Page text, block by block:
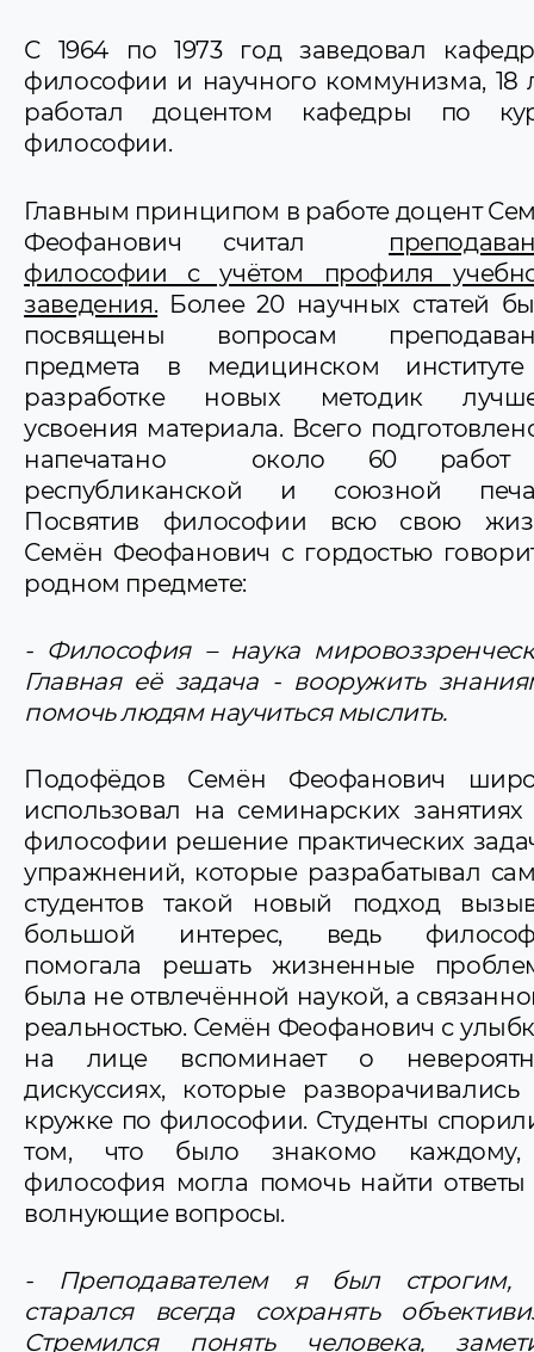
С 1964 по 1973 год заведовал
философии и научного коммунизма, 18
работал доцентом кафедры по
философии.
Главным принципом в работе доцент
Феофанович считал
философии с учётом профиля
заведения.Более 20 научных статей
посвящены вопросам
предмета в медицинском
разработке новых методик
усвоения материала. Всего
напечатано около 60
республиканской и союзной
Посвятив философии всю свою
Семён Феофанович с гордостью
родном предмете:
- Философия – наука
Главная её задача - вооружить
помочь людям научиться мыслить.
Подофёдов Семён Феофанович
использовал на семинарских
философии решение практических
упражнений, которые разрабатывал
студентов такой новый подход
большой интерес, ведь
помогала решать жизненные
была не отвлечённой наукой, а
реальностью. Семён Феофанович с
на лице вспоминает о
дискуссиях, которые
кружке по философии. Студенты
том, что было знакомо
философия могла помочь найти
волнующие вопросы.
- Преподавателем я был строгим,
старался всегда сохранять
Стремился понять человека,